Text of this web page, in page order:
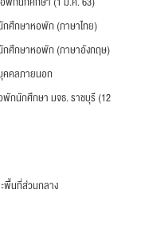
กศึกษาหอพัก (ภาษาไทย)
กศึกษาหอพัก (ภาษาอังกฤษ)
คคลภายนอก
พักนักศึกษา มจธ. ราชบุรี (12
พื้นที่ส่วนกลาง